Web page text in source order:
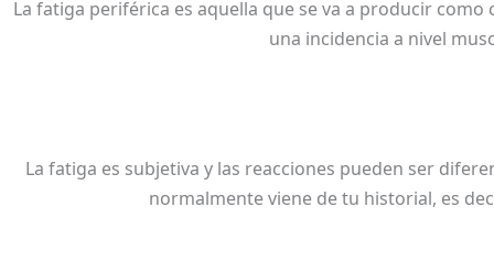
La fatiga periférica es aquella que se va a producir como
una incidencia a nivel
La fatiga es subjetiva y las reacciones pueden ser
normalmente viene de tu historial, es